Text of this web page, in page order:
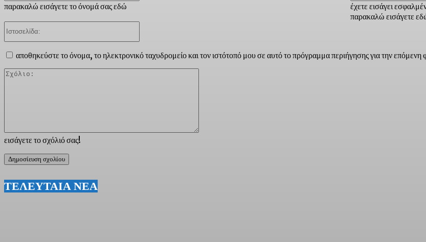
εισάγετε το σχόλιό σας!
παρακαλώ εισάγετε το όνομά σας εδώ
έχετε εισάγει
παρακαλώ εισάγετε
αποθηκεύστε το όνομα, το ηλεκτρονικό ταχυδρομείο και τον ιστότοπό μου σε αυτό το πρόγραμμα περιήγησης για την
ΤΕΛΕΥΤΑΙΑ ΝΕΑ